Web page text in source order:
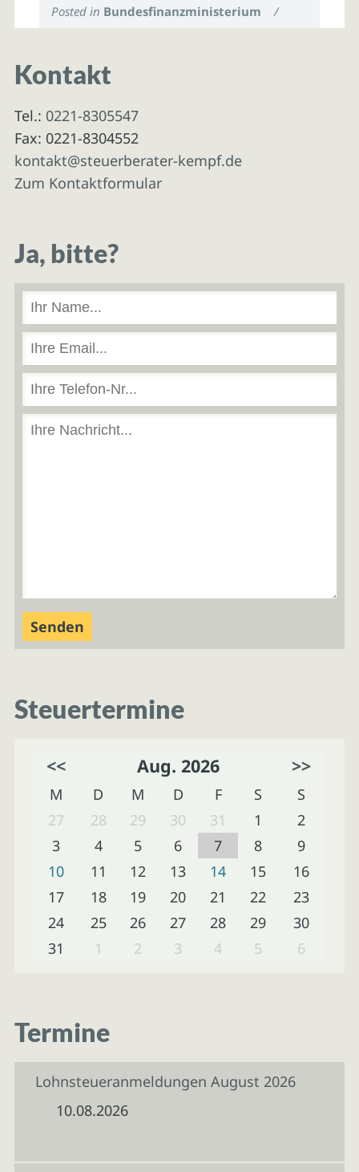
Posted in Bundesfinanzministerium /
Kontakt
Tel.: 0221-8305547
Fax: 0221-8304552
kontakt@steuerberater-kempf.de
Zum Kontaktformular
Ja, bitte?
Steuertermine
<< Aug. 2026 >>
M D M D F S
S
27
28 29 30 31 1
2
3
4 5 6 7 8
9
10
11 12 13 14 15
16
17
18 19 20 21 22
23
24
25 26 27 28 29
30
31
1 2 3 4 5 6
Termine
Lohnsteueranmeldungen August 2026
10.08.2026